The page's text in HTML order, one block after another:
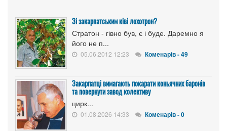
Зі закарпатським ківі лохотрон?
Стратон - гівно був, є і буде. Даремно я
його не п...
05.06.2012 12:23 Коменарів - 49
Закарпатці вимагають покарати коньячних баронів
та повернути завод колективу
цирк...
01.08.2026 14:33 Коменарів - 0